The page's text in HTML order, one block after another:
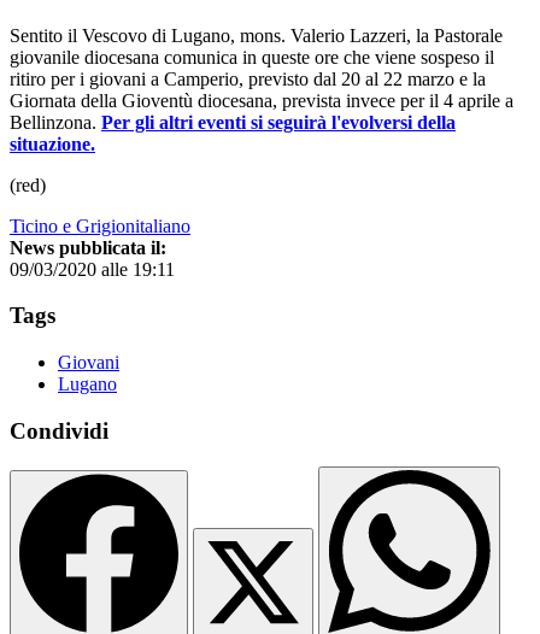
Sentito il Vescovo di Lugano, mons. Valerio Lazzeri, la Pastorale
giovanile diocesana comunica in queste ore che viene sospeso il
ritiro per i giovani a Camperio, previsto dal 20 al 22 marzo e la
Giornata della Gioventù diocesana, prevista invece per il 4 aprile a
Bellinzona. Per gli altri eventi si seguirà l'evolversi della
situazione.
(red)
Ticino e Grigionitaliano
News pubblicata il:
09/03/2020 alle 19:11
Tags
Giovani
Lugano
Condividi